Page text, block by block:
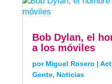
Bob Dylan, el
a los móviles
por Miguel Rosero |
Gente, Noticias